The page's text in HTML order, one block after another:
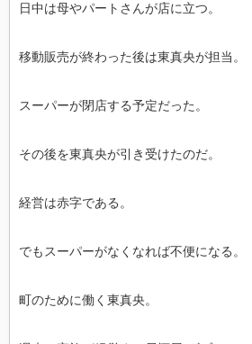
日中は母やパートさんが店に立つ。
移動販売が終わった後は東真央が担当。
スーパーが閉店する予定だった。
その後を東真央が引き受けたのだ。
経営は赤字である。
でもスーパーがなくなれば不便になる。
町のために働く東真央。